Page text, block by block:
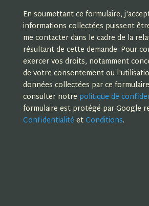
Titulaire d’un BTS
de la table (ça en jète
hôtels 5 étoiles et
Je me suis formée en
c’est mon pêché
ma passion chez
transmettre mon
En soumettant ce formulaire,
informations collectées puissent
me contacter dans le cadre de la
résultant de cette demande. Pour
exercer vos droits, notamment
de votre consentement ou
données collectées par ce
consulter notre politique de
formulaire est protégé par Google
Confidentialité etConditions.